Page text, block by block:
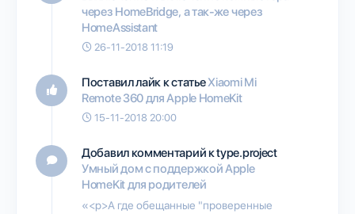
через HomeBridge, а так-же через
HomeAssistant
26-11-2018 11:19
Поставил лайк к статьеXiaomi Mi
Remote 360 для Apple HomeKit
15-11-2018 20:00
Добавил комментарий к type.project
Умный дом с поддержкой Apple
HomeKit для родителей
«<p>А где обещанные "проверенные